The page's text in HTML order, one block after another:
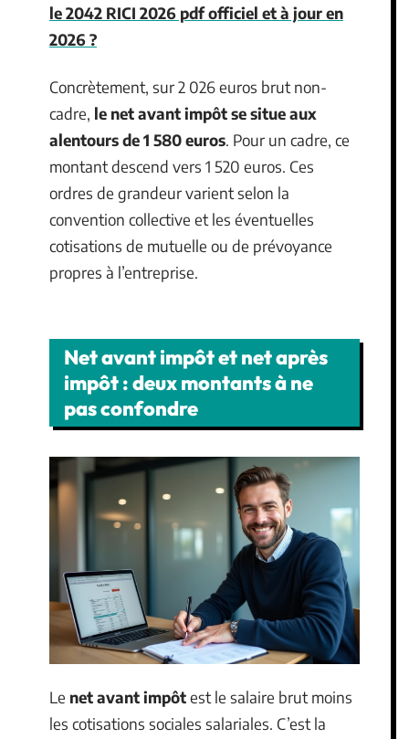
le 2042 RICI 2026 pdf officiel et à jour en
2026 ?
Concrètement, sur 2 026 euros brut non-
cadre, le net avant impôt se situe aux
alentours de 1 580 euros. Pour un cadre, ce
montant descend vers 1 520 euros. Ces
ordres de grandeur varient selon la
convention collective et les éventuelles
cotisations de mutuelle ou de prévoyance
propres à l’entreprise.
Net avant impôt et net après
impôt : deux montants à ne
pas confondre
Le net avant impôtest le salaire brut moins
les cotisations sociales salariales. C’est la